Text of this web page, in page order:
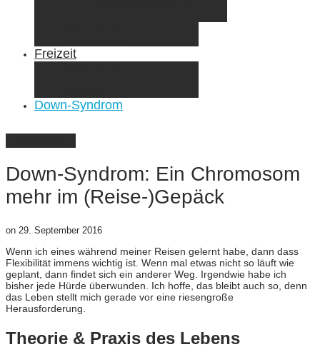
Freizeit
Down-Syndrom
Down-Syndrom: Ein Chromosom
mehr im (Reise-)Gepäck
on 29. September 2016
Wenn ich eines während meiner Reisen gelernt habe, dann dass
Flexibilität immens wichtig ist. Wenn mal etwas nicht so läuft wie
geplant, dann findet sich ein anderer Weg. Irgendwie habe ich
bisher jede Hürde überwunden. Ich hoffe, das bleibt auch so, denn
das Leben stellt mich gerade vor eine riesengroße
Herausforderung.
Theorie & Praxis des Lebens